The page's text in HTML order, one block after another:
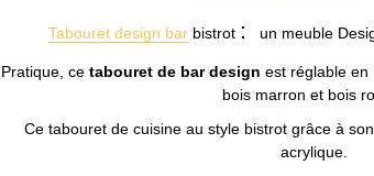
Tabouret design bar bistrot :un meuble
Pratique, ce tabouret de bar design est réglable en
bois marron et bois
Ce tabouret de cuisine au style bistrot grâce à
acrylique.